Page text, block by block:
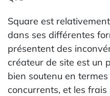
Square est
dans ses différentes
présentent des
créateur de site est un
bien soutenu en
concurrents, et les